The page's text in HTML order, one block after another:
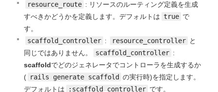
resource_route : リソースのルーティング定義を生成
すべきかどうかを定義します。デフォルトは true で
す。
scaffold_controller : resource_controller と
同じではありません。
scaffold_controller :
scaffoldでどのジェネレータでコントローラを生成するか
( rails generate scaffold の実行時)を指定します。
デフォルトは
:scaffold_controller です。